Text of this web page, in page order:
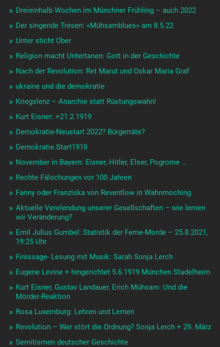
Dreieinhalb Wochen im Münchner Frühling – auch 2022
Der singende Tresen: «Mühsamblues» am 8.5.22
Unter sticht Ober
Religion macht Untertanen: Gott in der Geschichte
Nach der Revolution: Ret Marut und Oskar Maria Graf
ukraine und die demokratie
Kriegslenz – Anarchie statt Rüstungswahn!
Kurt Eisner: +21.2.1919
Demokratie-Neustart 2022? Bürgerräte?
Demokratie.Start1918
November in Bayern: Eisner, Hitler, Elser, Pogrome …
Rechte Fälschungen vor 100 Jahren
Fanny oder Franziska von Reventlow in Wahnmoching
Aktuelle Verelendung unserer Gesellschaften – wie lernen
wir Veränderung?
Emil Julius Gumbel: Statistik der Feme-Morde – 25.8.2021,
19:25 Uhr
Finissage- Lesung mit Musik: Sarah Sonja Lerch
Eugene Levine + hingerichtet 5.6.1919 München Stadelheim
Kurt Eisner, Gustav Landauer, Erich Mühsam: Und die
Mörder-Reaktion
Rosa Luxemburg: Lehren und Lernen
Revolution – Wer stört die Ordnung? Sonja Lerch + 29. März
Semitismen deutscher Geschichte